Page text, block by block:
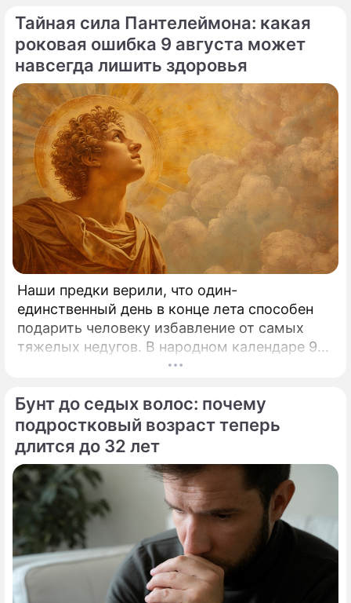
Тайная сила Пантелеймона: какая
роковая ошибка 9 августа может
навсегда лишить здоровья
Наши предки верили, что один-
единственный день в конце лета способен
подарить человеку избавление от самых
тяжелых недугов. В народном календаре 9
августа занимает особое, почти
Бунт до седых волос: почему
подростковый возраст теперь
длится до 32 лет